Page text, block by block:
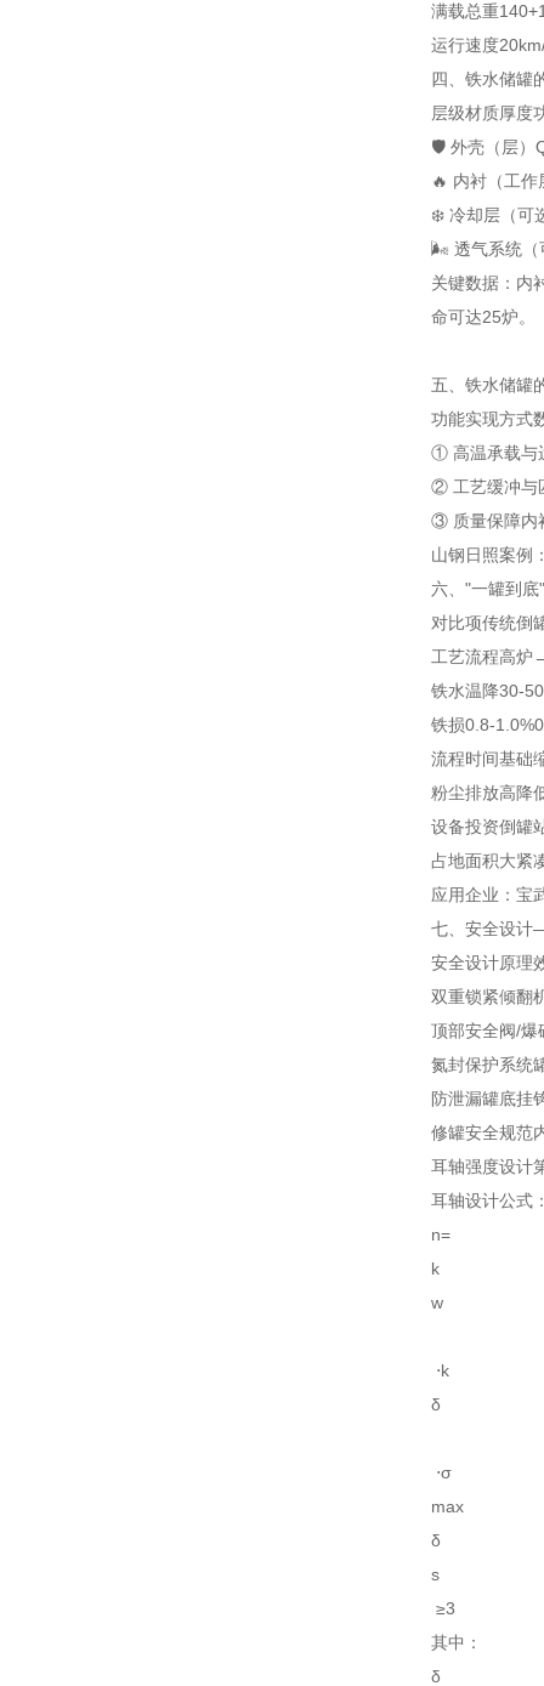
满载总重
运行速度
四、铁水储
层级材质厚度
🛡️ 外壳（层）
🔥 内衬（工作
❄️ 冷却层（可
🌬️ 透气系统（
关键数据：内
命可达25炉。
五、铁水储罐
功能实现方式
① 高温承载与
② 工艺缓冲与
③ 质量保障内
山钢日照案例
六、"一罐到
对比项传统倒
工艺流程高炉
铁水温降30-
铁损0.8-1.0%
流程时间基础
粉尘排放高降
设备投资倒罐
占地面积大紧
应用企业：宝
七、安全设
安全设计原理
双重锁紧倾翻
顶部安全阀/爆
氮封保护系统
防泄漏罐底挂
修罐安全规范
耳轴强度设计
耳轴设计公式
n=
k
w
⋅k
δ
⋅σ
max
δ
s
≥3
其中：
δ